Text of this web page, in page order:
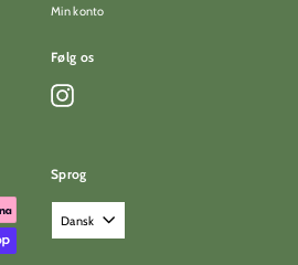
Min konto
Følg os
Instagram
Sprog
Dansk